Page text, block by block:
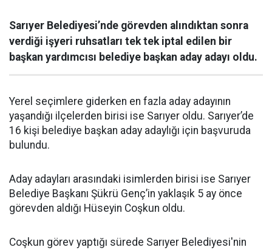
Sarıyer Belediyesi’nde görevden alındıktan sonra
verdiği işyeri ruhsatları tek tek iptal edilen bir
başkan yardımcısı belediye başkan aday adayı oldu.
Yerel seçimlere giderken en fazla aday adayının
yaşandığı ilçelerden birisi ise Sarıyer oldu. Sarıyer’de
16 kişi belediye başkan aday adaylığı için başvuruda
bulundu.
Aday adayları arasındaki isimlerden birisi ise Sarıyer
Belediye Başkanı Şükrü Genç’in yaklaşık 5 ay önce
görevden aldığı Hüseyin Coşkun oldu.
Coşkun görev yaptığı sürede Sarıyer Belediyesi'nin